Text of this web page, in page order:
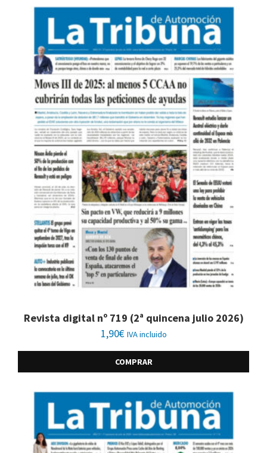
Revista digital nº 719 (2ª quincena julio 2026)
1,90€ IVA incluido
COMPRAR